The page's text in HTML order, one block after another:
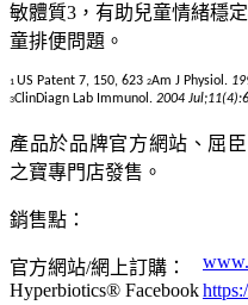
敏體質3，有助兒童情緒穩
童排便問題。
1 US Patent 7, 150, 623 2Am J Physiol.
3ClinDiagn Lab Immunol. 2004
產品於品牌官方網站、屈
之寶專門店發售。
銷售點：
官方網站/網上訂購：
Hyperbiotics® Facebook